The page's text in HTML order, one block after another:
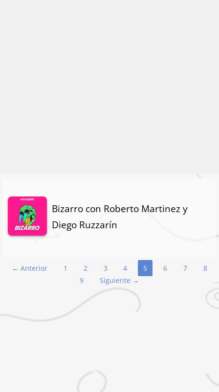
Bizarro con Roberto Martinez y
Diego Ruzzarín
Navegación
← Anterior 1 2 3 4 5 6 7
8
9
Siguiente →